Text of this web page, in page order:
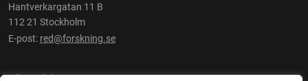
Hantverkargatan 11 B
112 21 Stockholm
E-post: red@forskning.se
Tillgänglighet